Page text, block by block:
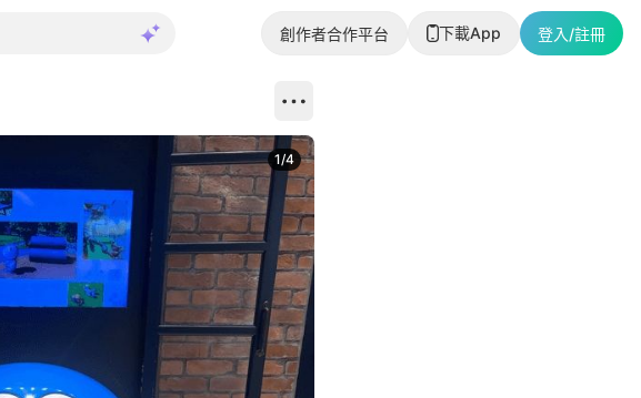
創作者合作平台 下載App 登入/註冊
1/4